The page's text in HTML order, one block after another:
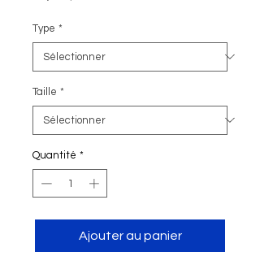
Type *
Taille *
Quantité *
Ajouter au panier